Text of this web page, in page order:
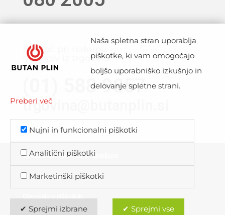
Naša spletna stran uporablja
piškotke, ki vam omogočajo
boljšo uporabniško izkušnjo in
delovanje spletne strani.
Preberi več
Nujni in funkcionalni piškotki
Analitični piškotki
Marketinški piškotki
✔ Sprejmi izbrane ✔ Sprejmi vse
Pomoč pri nakupu
izdelkov iz trgovine
(01) 588 9857
trgovina@butanplin.si
©2021 Butan plin, d.o.o., Ljubljana
Pravna obvestila
Obvestilo o piškotkih